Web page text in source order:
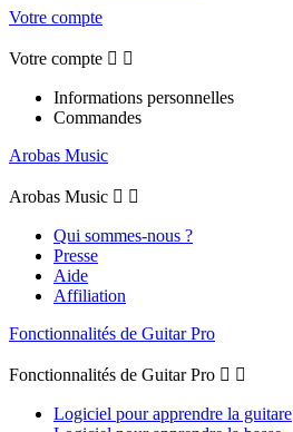
Votre compte
Votre compte  
Informations personnelles
Commandes
Arobas Music
Arobas Music  
Qui sommes-nous ?
Presse
Aide
Affiliation
Fonctionnalités de Guitar Pro
Fonctionnalités de Guitar Pro  
Logiciel pour apprendre la guitare